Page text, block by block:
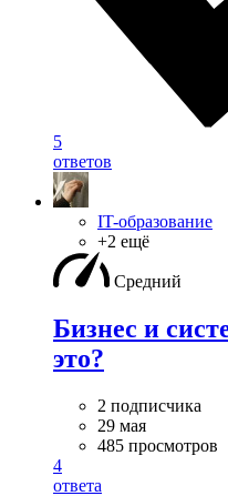
5
ответов
IT-образование
+2 ещё
Средний
Бизнес и
это?
2 подписчика
29 мая
485 просмотров
4
ответа